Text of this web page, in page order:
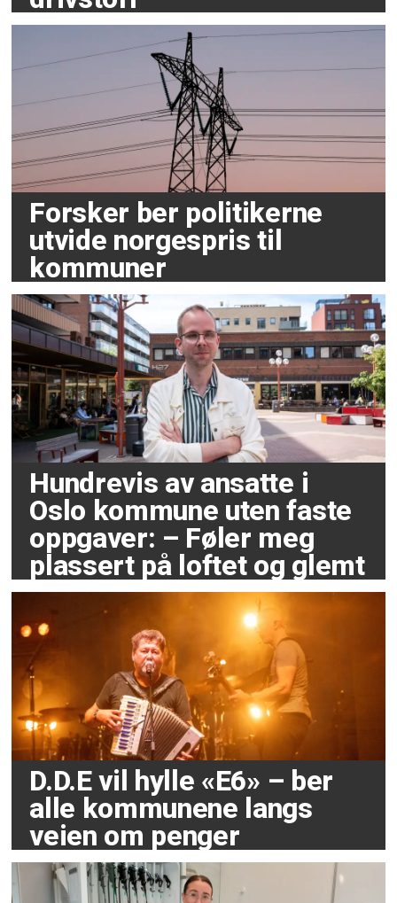
Forsker ber politikerne
utvide norgespris til
kommuner
Hundrevis av ansatte i
Oslo kommune uten faste
oppgaver: – Føler meg
plassert på loftet og glemt
D.D.E vil hylle «E6» – ber
alle kommunene langs
veien om penger